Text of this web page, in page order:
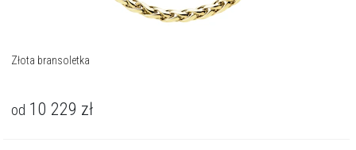
Złota bransoletka
od 10 229 zł